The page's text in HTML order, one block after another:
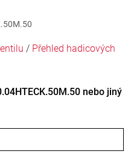
/ Přehled hadicových
nebo jiný